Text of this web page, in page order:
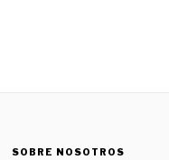
SOBRE NOSOTROS